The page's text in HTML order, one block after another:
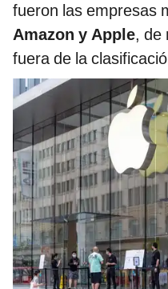
fueron las empresas
Amazon y Apple, de
fuera de la